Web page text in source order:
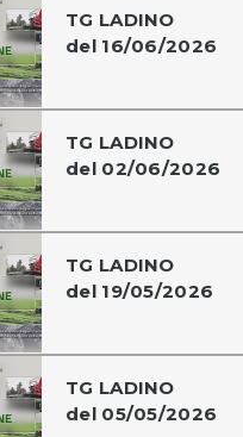
TG LADINO
del 16/06/2026
TG LADINO
del 02/06/2026
TG LADINO
del 19/05/2026
TG LADINO
del 05/05/2026